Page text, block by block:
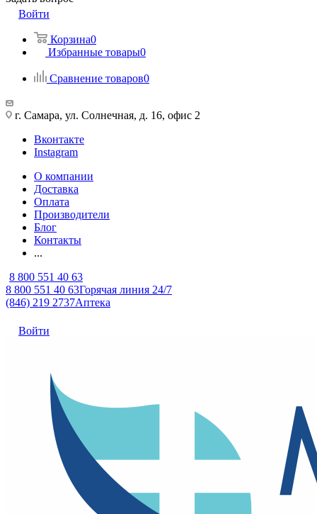
Войти
Корзина0
Избранные товары0
Сравнение товаров0
г. Самара, ул. Солнечная, д. 16, офис 2
Вконтакте
Instagram
О компании
Доставка
Оплата
Производители
Блог
Контакты
...
8 800 551 40 63
8 800 551 40 63Горячая линия 24/7
(846) 219 2737Аптека
Войти